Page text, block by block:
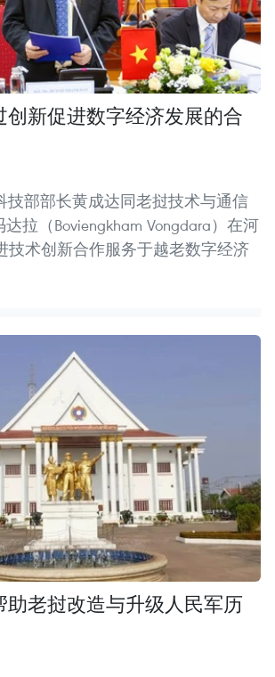
创新促进数字经济发展的合
技部部长黄成达同老挝技术与通信
拉（Boviengkham Vongdara）在河
技术创新合作服务于越老数字经济
助老挝改造与升级人民军历